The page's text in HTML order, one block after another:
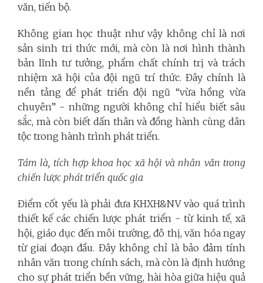
văn, tiến bộ.
Không gian học thuật như vậy không chỉ là nơi
sản sinh tri thức mới, mà còn là nơi hình thành
bản lĩnh tư tưởng, phẩm chất chính trị và trách
nhiệm xã hội của đội ngũ trí thức. Đây chính là
nền tảng để phát triển đội ngũ “vừa hồng vừa
chuyên” - những người không chỉ hiểu biết sâu
sắc, mà còn biết dấn thân và đồng hành cùng dân
tộc trong hành trình phát triển.
Tám là, tích hợp khoa học xã hội và nhân văn trong
chiến lược phát triển quốc gia
Điểm cốt yếu là phải đưa KHXH&NV vào quá trình
thiết kế các chiến lược phát triển - từ kinh tế, xã
hội, giáo dục đến môi trường, đô thị, văn hóa ngay
từ giai đoạn đầu. Đây không chỉ là bảo đảm tính
nhân văn trong chính sách, mà còn là định hướng
cho sự phát triển bền vững, hài hòa giữa hiệu quả